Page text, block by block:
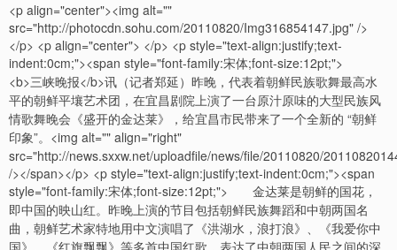
<p align="center"><img alt=""
src="http://photocdn.sohu.com/20110820/Img316854147.jpg" />
</p> <p align="center"> </p> <p style="text-align:justify;text-
indent:0cm;"><span style="font-family:宋体;font-size:12pt;">
<b>三峡晚报</b>讯（记者郑延）昨晚，代表着朝鲜民族歌舞最高水
平的朝鲜平壤艺术团，在宜昌剧院上演了一台原汁原味的大型民族风
情歌舞晚会《盛开的金达莱》，给宜昌市民带来了一个全新的 “朝鲜
印象”。<img alt="" align="right"
src="http://news.sxxw.net/uploadfile/news/file/20110820/
/></span></p> <p style="text-align:justify;text-indent:0cm;"><span
style="font-family:宋体;font-size:12pt;"> 金达莱是朝鲜的国花，
即中国的映山红。昨晚上演的节目包括朝鲜民族舞蹈和中朝两国名
曲，朝鲜艺术家特地用中文演唱了《洪湖水，浪打浪》、《我爱你中
国》、《红旗飘飘》等多首中国红歌，表达了中朝两国人民之间的深